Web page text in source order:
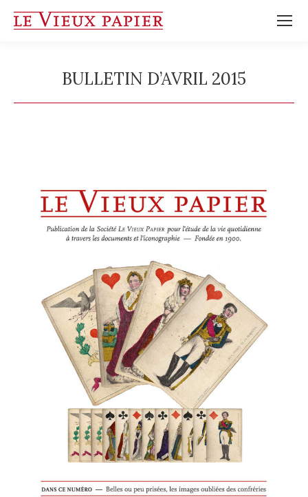
BULLETIN D’AVRIL 2015
Vous êtes ici :